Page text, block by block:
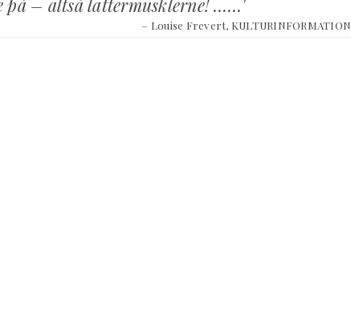
på – altså lattermusklerne! ……'
– Louise Frevert, KULTURINFORMATION